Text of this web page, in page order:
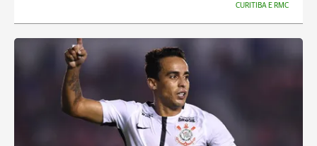
CURITIBA E RMC